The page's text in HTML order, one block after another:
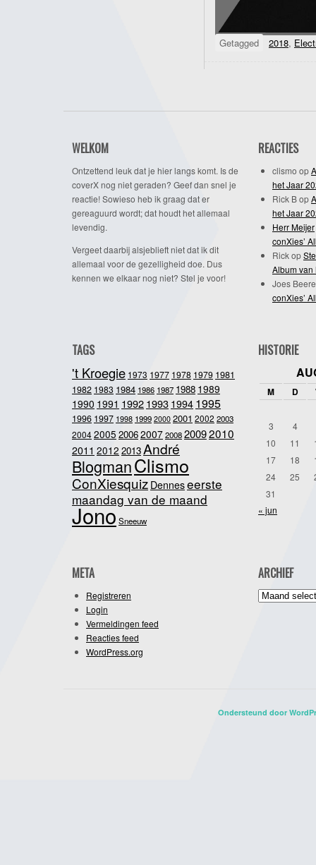
Getagged 2018,
WELKOM
Ontzettend leuk dat je hier langs komt. Is de
coverX nog niet geraden? Geef dan snel je
reactie! Sowieso heb ik graag dat er
gereaguurd wordt; dat houdt het allemaal
levendig.
Vergeet daarbij alsjeblieft niet dat ik dit
allemaal voor de gezelligheid doe. Dus
kennen we elkaar nog niet? Stel je voor!
REACTIES
clismo op
het Jaar
Rick Bop
het Jaar
Herr Meijer
conXies’
Rickop
Album van
Joes
conXies’
TAGS
't Kroegie 1973 1977 1978 1979 1981
1982 1983 1984 1986 1987 1988 1989
1990 1991 19921993 1994 1995
1996 1997 1998 1999 2000 2001 2002 2003
20042005 20062007200820092010
2011 2012 2013André
BlogmanClismo
ConXiesquiz Denneseerste
maandag van de maand
JonoSneeuw
HISTORIE
M D
3
4
10
11
17
18
24
25
31
« jun
META
Registreren
Login
Vermeldingen feed
Reacties feed
WordPress.org
ARCHIEF
Archief
Ondersteund door